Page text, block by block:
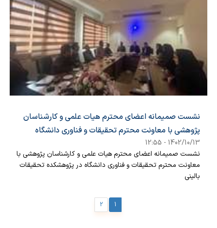
نشست صمیمانه اعضای محترم هیات علمی و کارشناسان
پژوهشی با معاونت محترم تحقیقات و فناوری دانشگاه
1402/10/13 - 12:55
نشست صمیمانه اعضای محترم هیات علمی و کارشناسان پژوهشی با
معاونت محترم تحقیقات و فناوری دانشگاه در پژوهشکده تحقیقات
بالینی
1
2